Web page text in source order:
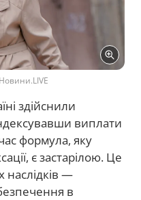
здійснили
виплати
формула, яку
є застарілою. Це
наслідків —
в